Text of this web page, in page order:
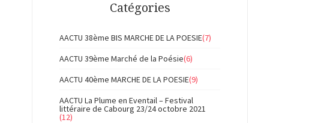
Catégories
AACTU 38ème BIS MARCHE DE LA POESIE(7)
AACTU 39ème Marché de la Poésie(6)
AACTU 40ème MARCHE DE LA POESIE(9)
AACTU La Plume en Eventail – Festival
littéraire de Cabourg 23/24 octobre 2021
(12)